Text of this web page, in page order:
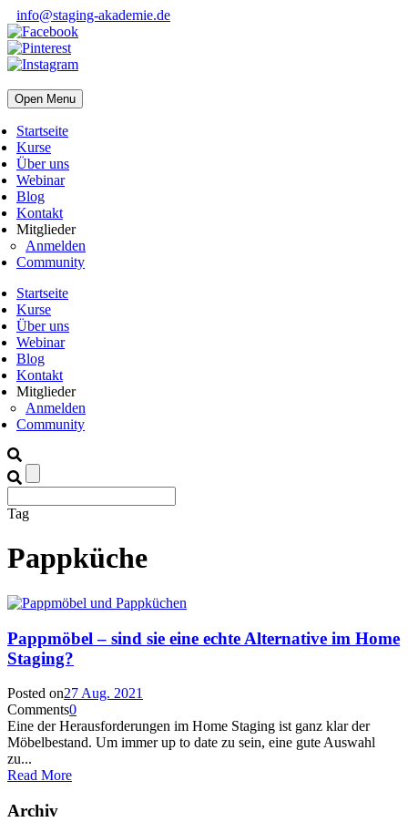
info@staging-akademie.de
Open Menu
Startseite
Kurse
Über uns
Webinar
Blog
Kontakt
Mitglieder
Anmelden
Community
Startseite
Kurse
Über uns
Webinar
Blog
Kontakt
Mitglieder
Anmelden
Community
Tag
Pappküche
Pappmöbel – sind sie eine echte Alternative im Home
Staging?
Posted on27 Aug. 2021
Comments0
Eine der Herausforderungen im Home Staging ist ganz klar der
Möbelbestand. Um immer up to date zu sein, eine gute Auswahl
zu...
Read More
Archiv